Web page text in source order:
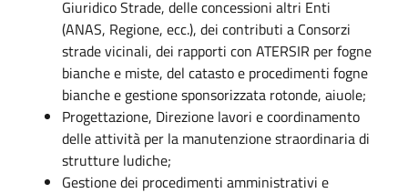
Giuridico Strade, delle concessioni altri Enti
(ANAS, Regione, ecc.), dei contributi a Consorzi
strade vicinali, dei rapporti con ATERSIR per fogne
bianche e miste, del catasto e procedimenti fogne
bianche e gestione sponsorizzata rotonde, aiuole;
Progettazione, Direzione lavori e coordinamento
delle attività per la manutenzione straordinaria di
strutture ludiche;
Gestione dei procedimenti amministrativi e